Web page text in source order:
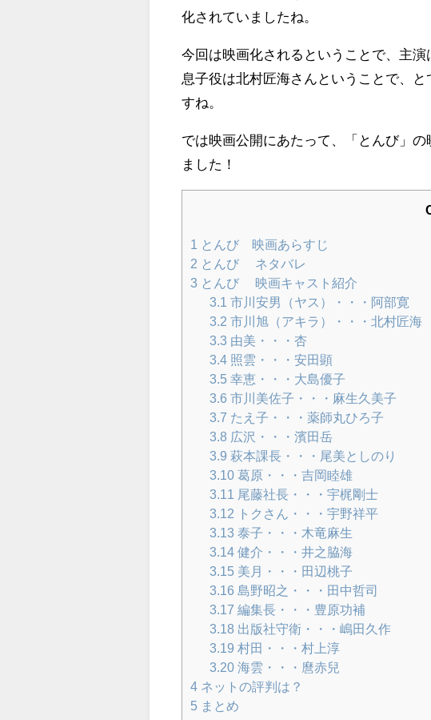
化されていましたね。
今回は映画化されるということで、主演
息子役は北村匠海さんということで、
すね。
では映画公開にあたって、「とんび」
ました！
1
とんび 映画あらすじ
2 とんび ネタバレ
3 とんび 映画キャスト紹介
3.1 市川安男（ヤス）・・・阿部寛
3.2 市川旭（アキラ）・・・北村匠海
3.3 由美・・・杏
3.4 照雲・・・安田顕
3.5 幸恵・・・大島優子
3.6 市川美佐子・・・麻生久美子
3.7 たえ子・・・薬師丸ひろ子
3.8 広沢・・・濱田岳
3.9 萩本課長・・・尾美としのり
3.10 葛原・・・吉岡睦雄
3.11
尾藤社長・・・宇梶剛士
3.12 トクさん・・・宇野祥平
3.13 泰子・・・木竜麻生
3.14 健介・・・井之脇海
3.15 美月・・・田辺桃子
3.16 島野昭之・・・田中哲司
3.17 編集長・・・豊原功補
3.18 出版社守衛・・・嶋田久作
3.19 村田・・・村上淳
3.20 海雲・・・麿赤兒
4 ネットの評判は？
5 まとめ